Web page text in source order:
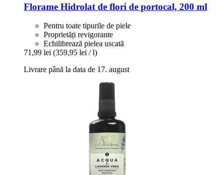
Florame Hidrolat de flori de portocal, 200 ml
Pentru toate tipurile de piele
Proprietăți revigorante
Echilibrează pielea uscată
71,99 lei (359,95 lei / l)
Livrare până la data de 17. august